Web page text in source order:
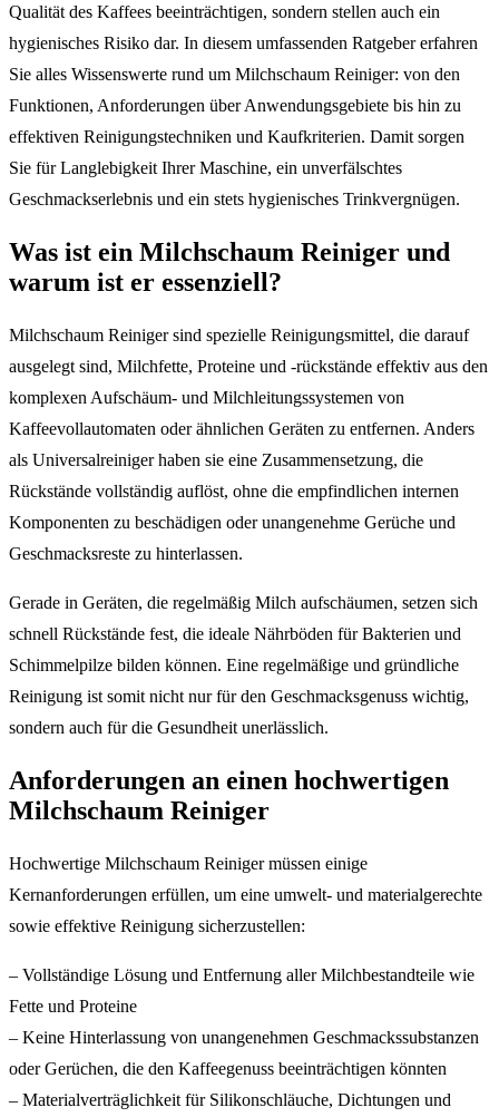
Qualität des Kaffees beeinträchtigen, sondern stellen auch ein
hygienisches Risiko dar. In diesem umfassenden Ratgeber erfahren
Sie alles Wissenswerte rund um Milchschaum Reiniger: von den
Funktionen, Anforderungen über Anwendungsgebiete bis hin zu
effektiven Reinigungstechniken und Kaufkriterien. Damit sorgen
Sie für Langlebigkeit Ihrer Maschine, ein unverfälschtes
Geschmackserlebnis und ein stets hygienisches Trinkvergnügen.
Was ist ein Milchschaum Reiniger und
warum ist er essenziell?
Milchschaum Reiniger sind spezielle Reinigungsmittel, die darauf
ausgelegt sind, Milchfette, Proteine und -rückstände effektiv aus den
komplexen Aufschäum- und Milchleitungssystemen von
Kaffeevollautomaten oder ähnlichen Geräten zu entfernen. Anders
als Universalreiniger haben sie eine Zusammensetzung, die
Rückstände vollständig auflöst, ohne die empfindlichen internen
Komponenten zu beschädigen oder unangenehme Gerüche und
Geschmacksreste zu hinterlassen.
Gerade in Geräten, die regelmäßig Milch aufschäumen, setzen sich
schnell Rückstände fest, die ideale Nährböden für Bakterien und
Schimmelpilze bilden können. Eine regelmäßige und gründliche
Reinigung ist somit nicht nur für den Geschmacksgenuss wichtig,
sondern auch für die Gesundheit unerlässlich.
Anforderungen an einen hochwertigen
Milchschaum Reiniger
Hochwertige Milchschaum Reiniger müssen einige
Kernanforderungen erfüllen, um eine umwelt- und materialgerechte
sowie effektive Reinigung sicherzustellen:
– Vollständige Lösung und Entfernung aller Milchbestandteile wie
Fette und Proteine
– Keine Hinterlassung von unangenehmen Geschmackssubstanzen
oder Gerüchen, die den Kaffeegenuss beeinträchtigen könnten
– Materialverträglichkeit für Silikonschläuche, Dichtungen und